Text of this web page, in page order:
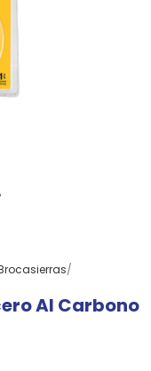
Al Carbono